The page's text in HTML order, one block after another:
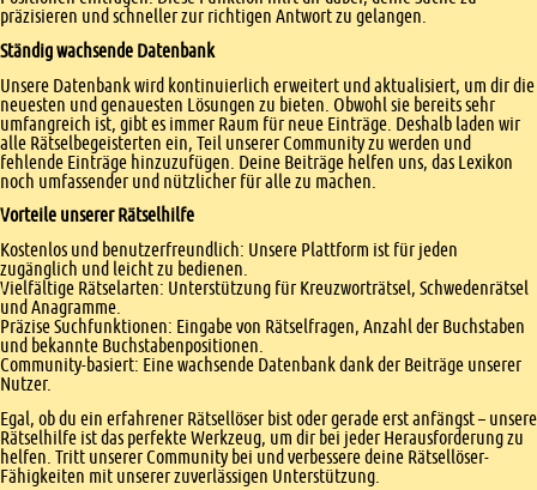
präzisieren und schneller zur richtigen Antwort zu gelangen.
Ständig wachsende Datenbank
Unsere Datenbank wird kontinuierlich erweitert und aktualisiert, um dir die
neuesten und genauesten Lösungen zu bieten. Obwohl sie bereits sehr
umfangreich ist, gibt es immer Raum für neue Einträge. Deshalb laden wir
alle Rätselbegeisterten ein, Teil unserer Community zu werden und
fehlende Einträge hinzuzufügen. Deine Beiträge helfen uns, das Lexikon
noch umfassender und nützlicher für alle zu machen.
Vorteile unserer Rätselhilfe
Kostenlos und benutzerfreundlich: Unsere Plattform ist für jeden
zugänglich und leicht zu bedienen.
Vielfältige Rätselarten: Unterstützung für Kreuzworträtsel, Schwedenrätsel
und Anagramme.
Präzise Suchfunktionen: Eingabe von Rätselfragen, Anzahl der Buchstaben
und bekannte Buchstabenpositionen.
Community-basiert: Eine wachsende Datenbank dank der Beiträge unserer
Nutzer.
Egal, ob du ein erfahrener Rätsellöser bist oder gerade erst anfängst – unsere
Rätselhilfe ist das perfekte Werkzeug, um dir bei jeder Herausforderung zu
helfen. Tritt unserer Community bei und verbessere deine Rätsellöser-
Fähigkeiten mit unserer zuverlässigen Unterstützung.